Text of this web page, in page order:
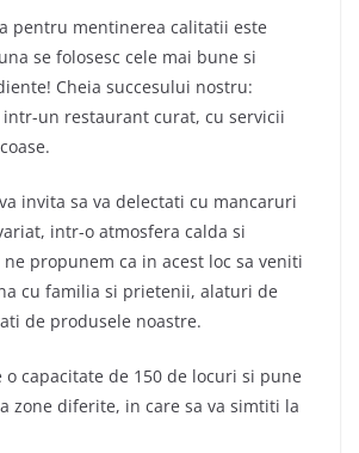
pentru mentinerea calitatii este
se folosesc cele mai bune si
Cheia succesului nostru:
intr-un restaurant curat, cu servicii
invita sa va delectati cu mancaruri
intr-o atmosfera calda si
propunem ca in acest loc sa veniti
cu familia si prietenii, alaturi de
de produsele noastre.
o capacitate de 150 de locuri si pune
zone diferite, in care sa va simtiti la